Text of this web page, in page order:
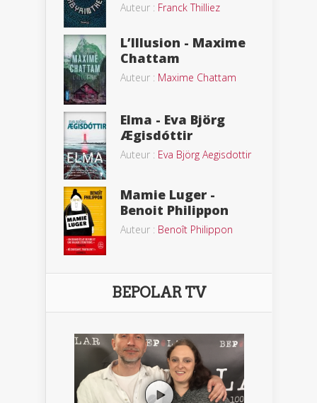
Auteur : Franck Thilliez
L’Illusion - Maxime
Chattam
Auteur : Maxime Chattam
Elma - Eva Björg
Ægisdóttir
Auteur : Eva Björg Aegisdottir
Mamie Luger -
Benoit Philippon
Auteur : Benoît Philippon
BEPOLAR TV